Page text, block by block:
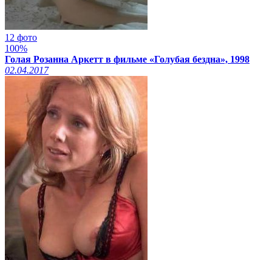
12 фото
100%
Голая Розанна Аркетт в фильме «Голубая бездна», 1998
02.04.2017